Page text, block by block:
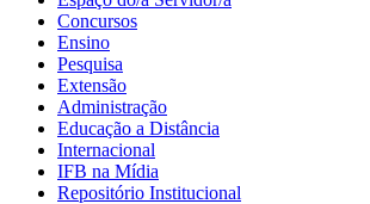
Concursos
Ensino
Pesquisa
Extensão
Administração
Educação a Distância
Internacional
IFB na Mídia
Repositório Institucional